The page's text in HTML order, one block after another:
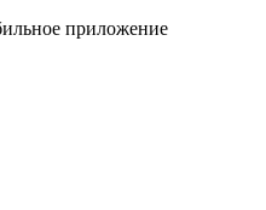
приложение